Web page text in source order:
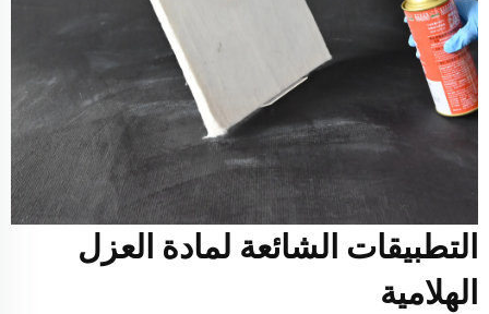
التطبيقات الشائعة لمادة العزل
الهلامية